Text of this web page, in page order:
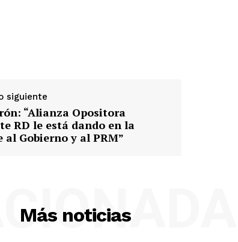
siguiente
“Alianza Opositora
RD le está dando en la
al Gobierno y al PRM”
Más noticias